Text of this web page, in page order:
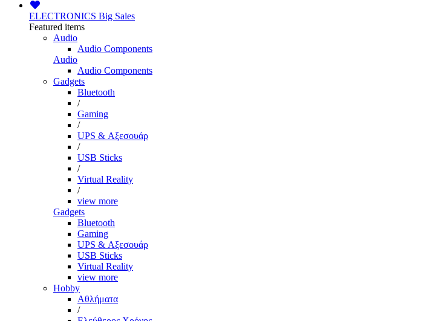
ELECTRONICS Big Sales
Featured items
Audio
Audio Components
Audio
Audio Components
Gadgets
Bluetooth
/
Gaming
/
UPS & Αξεσουάρ
/
USB Sticks
/
Virtual Reality
/
view more
Gadgets
Bluetooth
Gaming
UPS & Αξεσουάρ
USB Sticks
Virtual Reality
view more
Hobby
Αθλήματα
/